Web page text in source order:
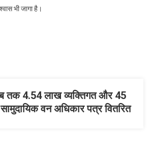
भी जागा है।
तक 4.54 लाख व्यक्तिगत और 45
वन अधिकार पत्र वितरित